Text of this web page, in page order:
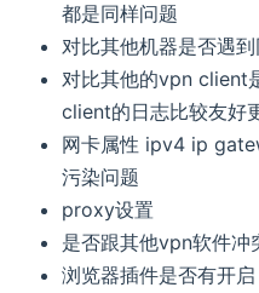
都是同样问题
对比其他机器是否遇
对比其他的vpn client
client的日志比较友好
网卡属性 ipv4 ip
污染问题
proxy设置
是否跟其他vpn软件冲
浏览器插件是否有开启